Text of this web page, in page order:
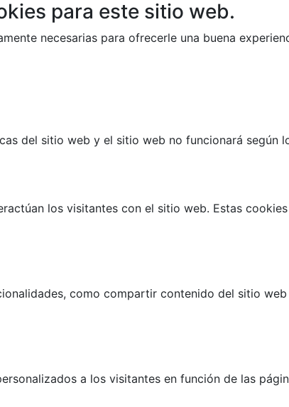
para este sitio web.
necesarias para ofrecerle una buena
del sitio web y el sitio web no funcionará según
los visitantes con el sitio web. Estas
como compartir contenido del sitio
a los visitantes en función de las